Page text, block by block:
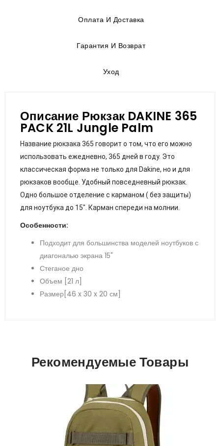
Оплата И Доставка
Гарантия И Возврат
Уход
Описание Рюкзак DAKINE 365
PACK 21L Jungle Palm
Название рюкзака 365 говорит о том, что его можно
использовать ежедневно, 365 дней в году. Это
классическая форма не только для Dakine, но и для
рюкзаков вообще. Удобный повседневный рюкзак.
Одно большое отделение с карманом ( без защиты)
для ноутбука до 15". Карман спереди на молнии.
Особенности:
Подходит для большинства моделей ноутбуков с
диагональю экрана 15"
Стеганое дно
Объем [21 л]
Размер[46 x 30 x 20 см]
Рекомендуемые Товары